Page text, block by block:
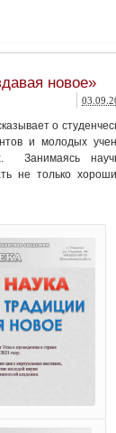
новое»
о
и молодых
Занимаясь
не только